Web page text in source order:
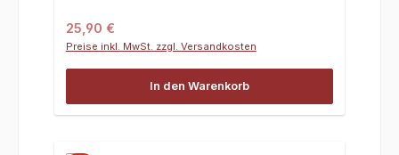
Regulärer Preis:
25,90 €
Preise inkl. MwSt. zzgl. Versandkosten
In den Warenkorb